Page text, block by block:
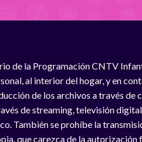
de la Programación CNTV
al interior del hogar, y en
de los archivos a través de
de streaming, televisión
También se prohíbe la
que carezca de la